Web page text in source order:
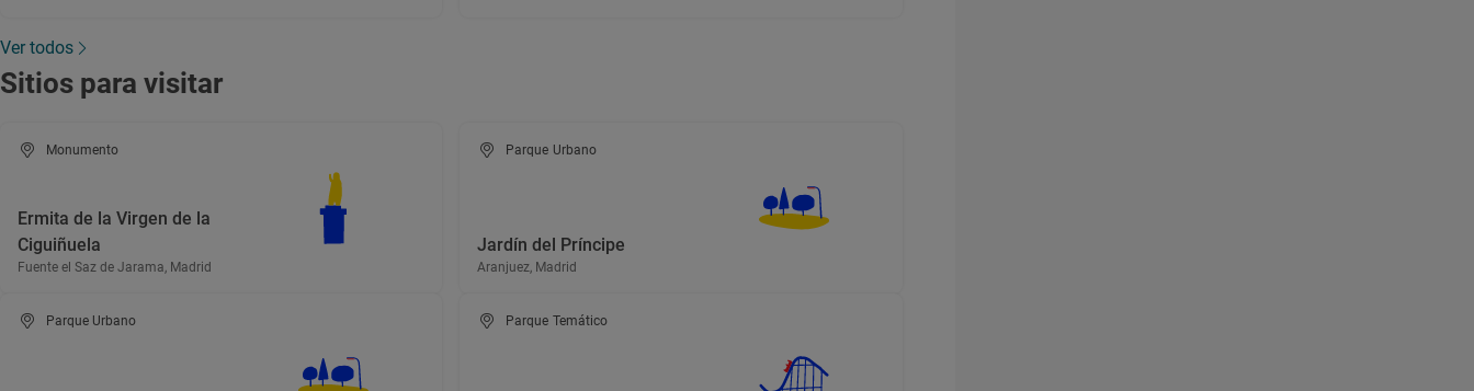
Ver todos
Sitios para visitar
Monumento
Ermita de la Virgen de la
Ciguiñuela
Fuente el Saz de Jarama, Madrid
Parque Urbano
Jardín del Príncipe
Aranjuez, Madrid
Parque Urbano Parque Temático